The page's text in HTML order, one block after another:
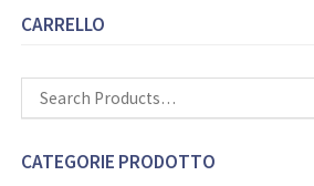
CARRELLO
Cerca:
CATEGORIE PRODOTTO